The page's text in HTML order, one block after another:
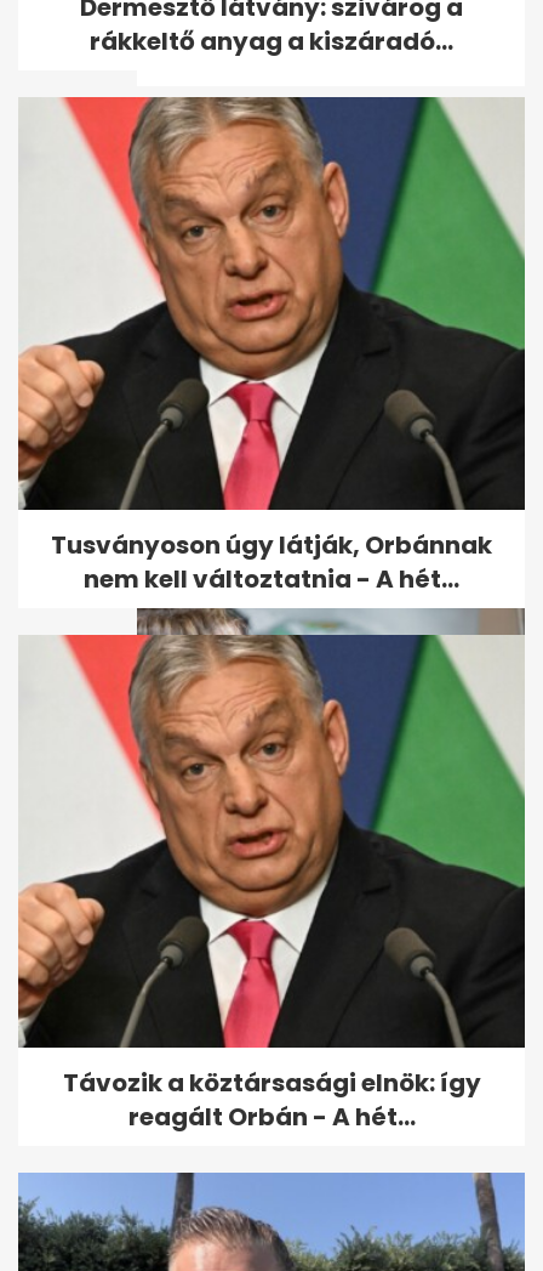
vett elő: Orbánék évek óta
tudtak...
Sárga izzadságfolt a fehér
pólón? Ez az olcsó házi
módszer...
Citrom a hűtőben: egyszerű
trükk a kellemetlen szagok
ellen
rákkeltő anyag a kiszáradó...
Tusványoson úgy látják, Orbánnak
nem kell változtatnia - A hét...
Távozik a köztársasági elnök: így
reagált Orbán - A hét...